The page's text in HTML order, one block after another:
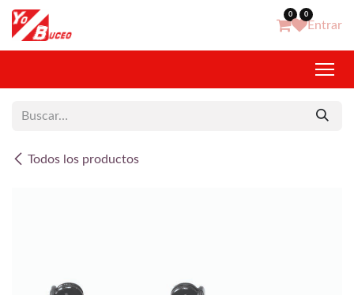
Ir al contenido 0 0
Entrar
Todos los productos